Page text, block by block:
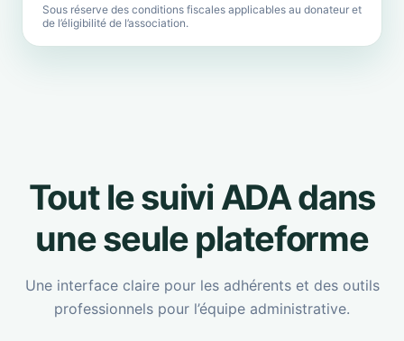
Sous réserve des conditions fiscales applicables au donateur et
de l’éligibilité de l’association.
Tout le suivi ADA dans
une seule plateforme
Une interface claire pour les adhérents et des outils
professionnels pour l’équipe administrative.